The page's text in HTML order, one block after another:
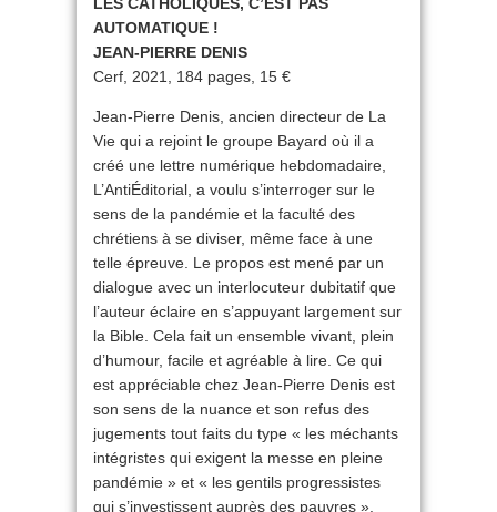
AUTOMATIQUE !
JEAN-PIERRE DENIS
Cerf, 2021, 184 pages, 15 €
Jean-Pierre Denis, ancien directeur de La
Vie qui a rejoint le groupe Bayard où il a
créé une lettre numérique hebdomadaire,
L’AntiÉditorial, a voulu s’interroger sur le
sens de la pandémie et la faculté des
chrétiens à se diviser, même face à une
telle épreuve. Le propos est mené par un
dialogue avec un interlocuteur dubitatif que
l’auteur éclaire en s’appuyant largement sur
la Bible. Cela fait un ensemble vivant, plein
d’humour, facile et agréable à lire. Ce qui
est appréciable chez Jean-Pierre Denis est
son sens de la nuance et son refus des
jugements tout faits du type « les méchants
intégristes qui exigent la messe en pleine
pandémie » et « les gentils progressistes
qui s’investissent auprès des pauvres ».